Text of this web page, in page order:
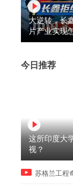
大逆转，长
片产业实现
今日推荐
这所印度大
视？
苏格兰工程